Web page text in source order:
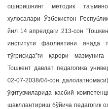
оширишнинг методик
хулосалари Ўзбекистон
йил 14 апрелдаги 213-сон
институти фаолиятини янада
тўғрисида”ги қарори
Тошкент давлат педагогика
02-07-2038/04-сон
ўқитувчиларида касбий
шакллантириш бўйича педагогик